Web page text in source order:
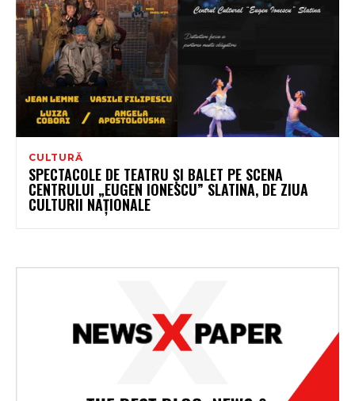
CULTURĂ
SPECTACOLE DE TEATRU ȘI BALET PE SCENA
CENTRULUI „EUGEN IONESCU” SLATINA, DE ZIUA
CULTURII NAȚIONALE